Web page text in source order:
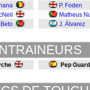
Beto
P. Foden
Matheus
J. Álvarez
Pep